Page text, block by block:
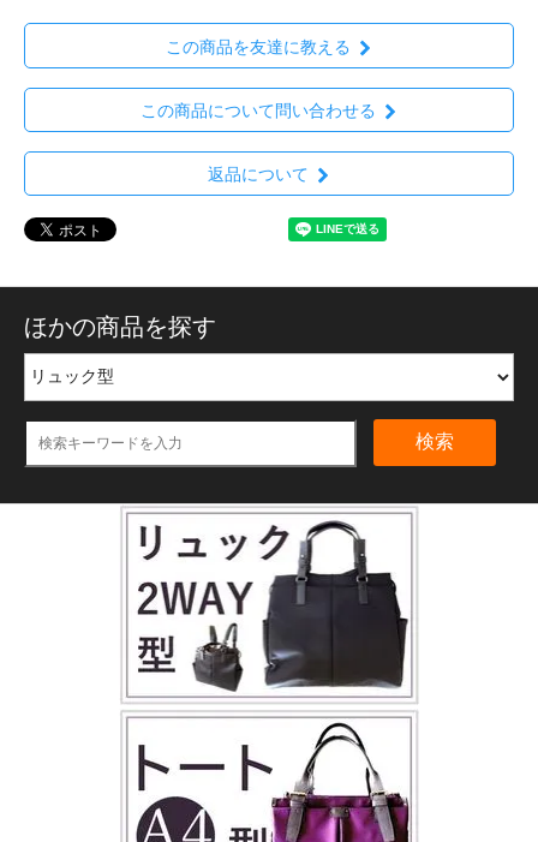
この商品を友達に教える
この商品について問い合わせる
返品について
ほかの商品を探す
検索